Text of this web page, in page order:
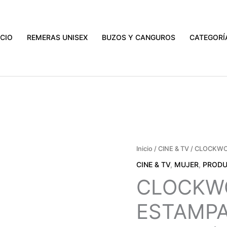
REMERAS UNISEX BUZOS Y CANGUROS
Inicio / CINE & TV/
CINE & TV, MUJER,
CLOCKWORK
ORANGE
ESTAMPADO
(MUJER)